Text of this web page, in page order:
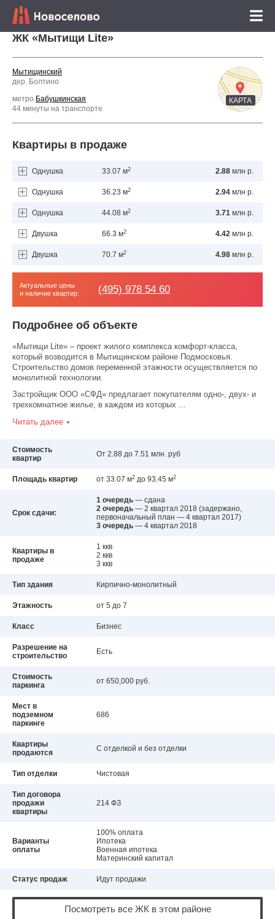
ЖК «Мытищи Lite»
Мытищинский
дер. Болтино
метро Бабушкинская
44 минуты на транспорте
КАРТА
Квартиры в продаже
Однушка 33.07 м2 2.88млн р.
Однушка 36.23 м2 2.94млн р.
Однушка 44.08 м2 3.71млн р.
Двушка 66.3 м2 4.42млн р.
Двушка 70.7 м2 4.98млн р.
Актуальные цены
и наличие квартир:
(495) 978 54 60
Подробнее об объекте
«Мытищи Lite» – проект жилого комплекса комфорт-класса,
который возводится в Мытищинском районе Подмосковья.
Строительство домов переменной этажности осуществляется по
монолитной технологии.
Застройщик ООО «СФД» предлагает покупателям одно-, двух- и
трехкомнатное жилье, в каждом из которых ...
Читать далее
Стоимость
квартир
От 2.88 до 7.51 млн. руб
Площадь квартир от 33.07 м2 до 93.45 м2
Срок сдачи:
1 очередь — сдана
2 очередь — 2 квартал 2018 (задержано,
первоначальный план — 4 квартал 2017)
3 очередь — 4 квартал 2018
Квартиры в
продаже
1 ккв
2 ккв
3 ккв
Тип здания Кирпично-монолитный
Этажность от 5 до 7
Класс Бизнес
Разрешение на
строительство
Есть
Стоимость
паркинга
от 650,000 руб.
Мест в
подземном
паркинге
686
Квартиры
продаются
С отделкой и без отделки
Тип отделки Чистовая
Тип договора
продажи
квартиры
214 ФЗ
Варианты
оплаты
100% оплата
Ипотека
Военная ипотека
Материнский капитал
Статус продаж Идут продажи
Посмотреть все ЖК в этом районе